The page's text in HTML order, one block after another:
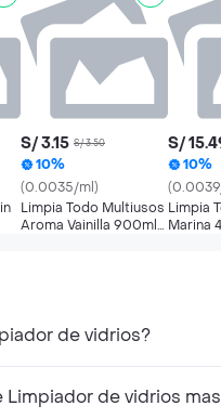
S/ 3.15 S/ 3.50
10%
(0.0035/ml)
Limpia Todo Multiusos
Aroma Vainilla 900ml
S/
10%
Limpia
Marina 4l
de vidrios?
de vidrios